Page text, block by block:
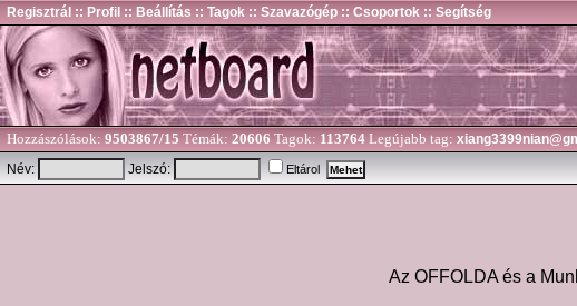
Regisztrál :: Profil :: Beállítás :: Tagok :: Szavazógép :: Csoportok :: Segítség
Hozzászólások: 9503867/15 Témák: 20606 Tagok: 113764 Legújabb tag:
Név: Jelszó: Eltárol
Az OFFOLDA és a